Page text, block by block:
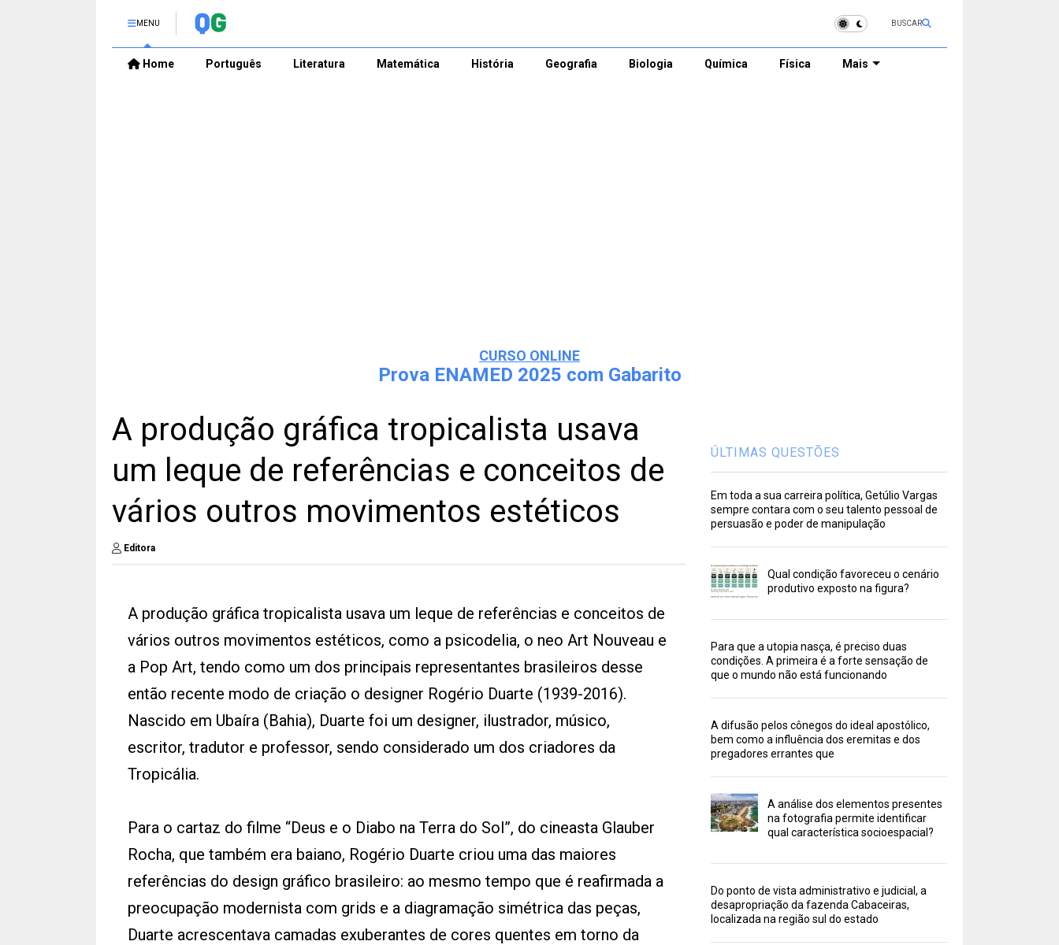
MENU BUSCAR
Home Português Literatura Matemática História Geografia Biologia Química Física Mais
CURSO ONLINE
Prova ENAMED 2025 com Gabarito
A produção gráfica tropicalista usava
um leque de referências e conceitos de
vários outros movimentos estéticos
Editora
A produção gráfica tropicalista usava um leque de referências e conceitos de
vários outros movimentos estéticos, como a psicodelia, o neo Art Nouveau e
a Pop Art, tendo como um dos principais representantes brasileiros desse
então recente modo de criação o designer Rogério Duarte (1939-2016).
Nascido em Ubaíra (Bahia), Duarte foi um designer, ilustrador, músico,
escritor, tradutor e professor, sendo considerado um dos criadores da
Tropicália.
Para o cartaz do filme “Deus e o Diabo na Terra do Sol”, do cineasta Glauber
Rocha, que também era baiano, Rogério Duarte criou uma das maiores
referências do design gráfico brasileiro: ao mesmo tempo que é reafirmada a
preocupação modernista com grids e a diagramação simétrica das peças,
Duarte acrescentava camadas exuberantes de cores quentes em torno da
ÚLTIMAS QUESTÕES
Em toda a sua carreira política, Getúlio Vargas
sempre contara com o seu talento pessoal de
persuasão e poder de manipulação
Qual condição favoreceu o cenário
produtivo exposto na figura?
Para que a utopia nasça, é preciso duas
condições. A primeira é a forte sensação de
que o mundo não está funcionando
A difusão pelos cônegos do ideal apostólico,
bem como a influência dos eremitas e dos
pregadores errantes que
A análise dos elementos presentes
na fotografia permite identificar
qual característica socioespacial?
Do ponto de vista administrativo e judicial, a
desapropriação da fazenda Cabaceiras,
localizada na região sul do estado